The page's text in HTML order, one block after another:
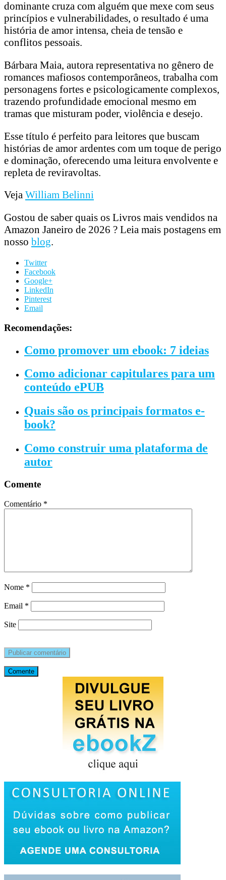
dominante cruza com alguém que mexe com seus
princípios e vulnerabilidades, o resultado é uma
história de amor intensa, cheia de tensão e
conflitos pessoais.
Bárbara Maia, autora representativa no gênero de
romances mafiosos contemporâneos, trabalha com
personagens fortes e psicologicamente complexos,
trazendo profundidade emocional mesmo em
tramas que misturam poder, violência e desejo.
Esse título é perfeito para leitores que buscam
histórias de amor ardentes com um toque de perigo
e dominação, oferecendo uma leitura envolvente e
repleta de reviravoltas.
Veja William Belinni
Gostou de saber quais os Livros mais vendidos na
Amazon Janeiro de 2026 ? Leia mais postagens em
nosso blog.
Twitter
Facebook
Google+
LinkedIn
Pinterest
Email
Recomendações:
Como promover um ebook: 7 ideias
Como adicionar capitulares para um
conteúdo ePUB
Quais são os principais formatos e-
book?
Como construir uma plataforma de
autor
Comente
Comentário *
Nome *
Email *
Site